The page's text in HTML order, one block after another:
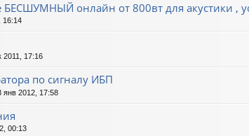
БЕСШУМНЫЙ онлайн от 800вт для акустики ,
16:14
2011, 17:16
по сигналу ИБП
янв 2012, 17:58
00:13